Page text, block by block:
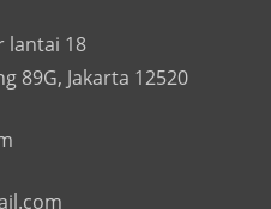
lantai 18
89G, Jakarta 12520